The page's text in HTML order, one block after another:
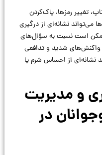
تغییر رمزها، پاک‌کردن
می‌تواند نشانه‌ای از درگیری
است نسبت به سؤال‌های
واکنش‌های شدید و تدافعی
نشانه‌ای از احساس شرم یا
و مدیریت
در